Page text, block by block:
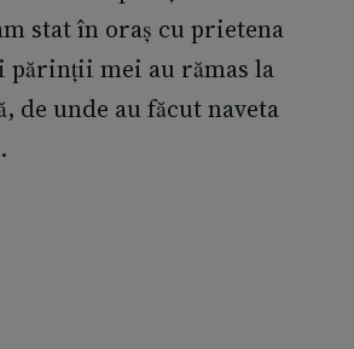
stat în oraș cu prietena
părinții mei au rămas la
de unde au făcut naveta